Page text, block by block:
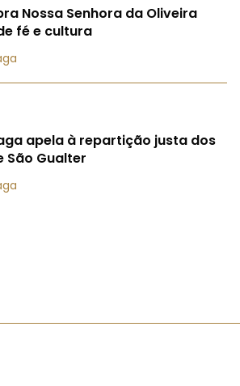
Nossa Senhora da Oliveira
fé e cultura
apela à repartição justa dos
São Gualter